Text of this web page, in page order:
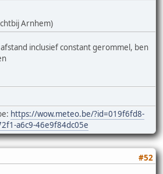
Arnhem)
inclusief constant gerommel, ben
https://wow.meteo.be/?id=019f6fd8-
a6c9-46e9f84dc05e
#52